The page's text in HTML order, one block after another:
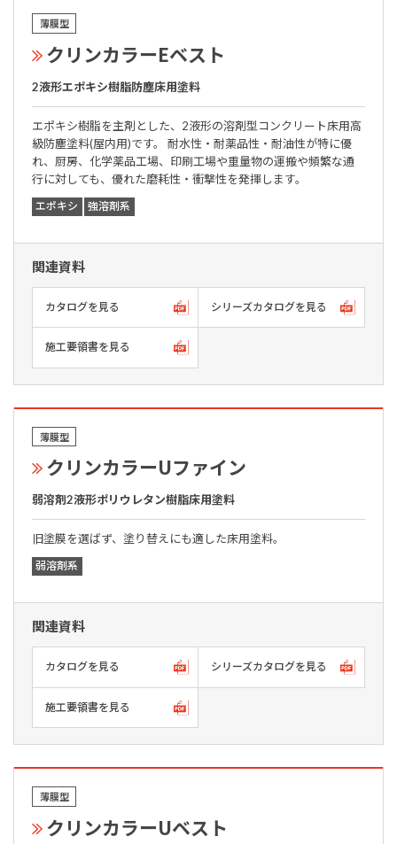
薄膜型
クリンカラーEベスト
2液形エポキシ樹脂防塵床用塗料
エポキシ樹脂を主剤とした、2液形の溶剤型コンクリート床用高
級防塵塗料(屋内用)です。 耐水性・耐薬品性・耐油性が特に優
れ、厨房、化学薬品工場、印刷工場や重量物の運搬や頻繁な通
行に対しても、優れた磨耗性・衝撃性を発揮します。
エポキシ 強溶剤系
関連資料
カタログを見る シリーズカタログを見る
施工要領書を見る
薄膜型
クリンカラーUファイン
弱溶剤2液形ポリウレタン樹脂床用塗料
旧塗膜を選ばず、塗り替えにも適した床用塗料。
弱溶剤系
関連資料
カタログを見る シリーズカタログを見る
施工要領書を見る
薄膜型
クリンカラーUベスト